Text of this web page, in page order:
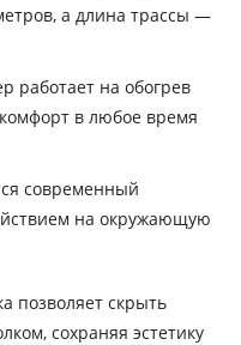
а длина трассы —
работает на обогрев
в любое время
современный
на окружающую
позволяет скрыть
сохраняя эстетику